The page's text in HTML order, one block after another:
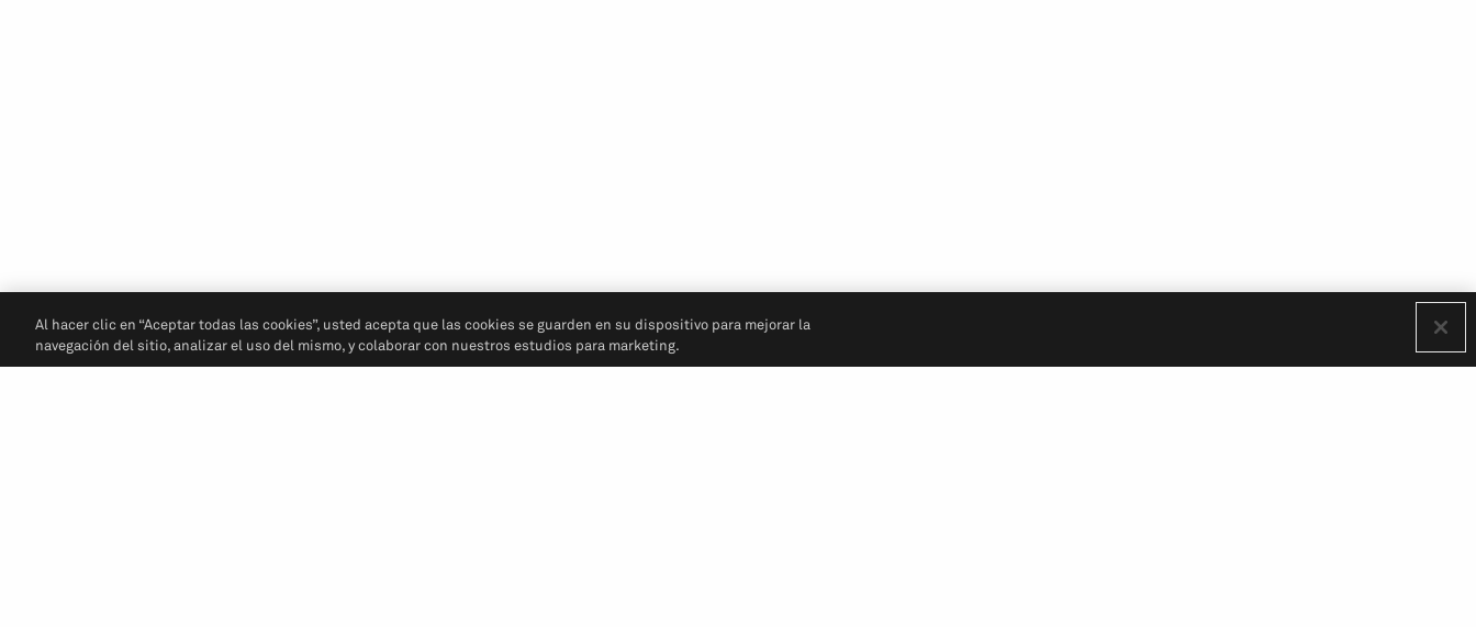
Al hacer clic en “Aceptar todas las cookies”, usted acepta que las cookies se guarden en su dispositivo para mejorar la
navegación del sitio, analizar el uso del mismo, y colaborar con nuestros estudios para marketing.